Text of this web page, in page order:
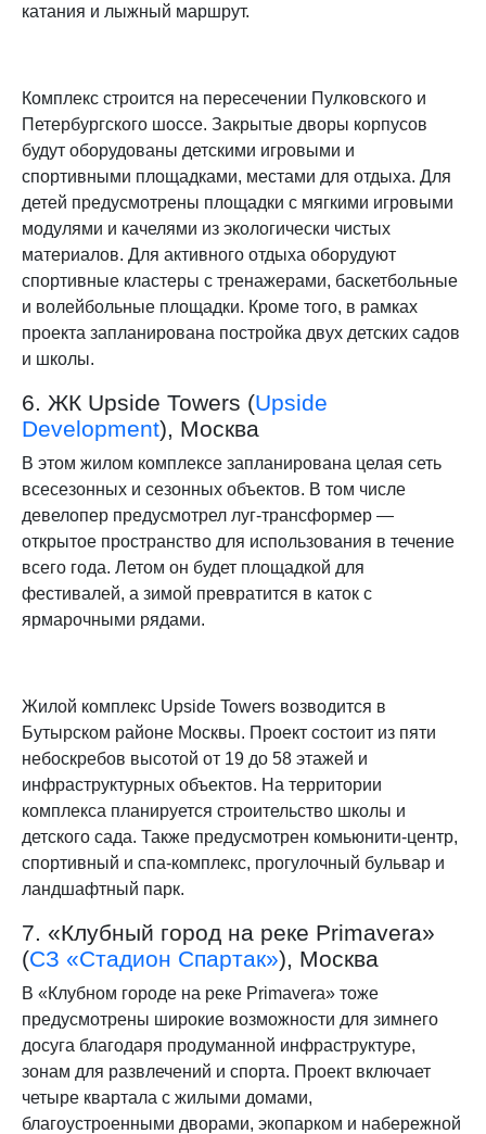
катания и лыжный маршрут.
Комплекс строится на пересечении Пулковского и
Петербургского шоссе. Закрытые дворы корпусов
будут оборудованы детскими игровыми и
спортивными площадками, местами для отдыха. Для
детей предусмотрены площадки с мягкими игровыми
модулями и качелями из экологически чистых
материалов. Для активного отдыха оборудуют
спортивные кластеры с тренажерами, баскетбольные
и волейбольные площадки. Кроме того, в рамках
проекта запланирована постройка двух детских садов
и школы.
6. ЖК Upside Towers (Upside
Development), Москва
В этом жилом комплексе запланирована целая сеть
всесезонных и сезонных объектов. В том числе
девелопер предусмотрел луг-трансформер —
открытое пространство для использования в течение
всего года. Летом он будет площадкой для
фестивалей, а зимой превратится в каток с
ярмарочными рядами.
Жилой комплекс Upside Towers возводится в
Бутырском районе Москвы. Проект состоит из пяти
небоскребов высотой от 19 до 58 этажей и
инфраструктурных объектов. На территории
комплекса планируется строительство школы и
детского сада. Также предусмотрен комьюнити-центр,
спортивный и спа-комплекс, прогулочный бульвар и
ландшафтный парк.
7. «Клубный город на реке Primavera»
(СЗ «Стадион Спартак»), Москва
В «Клубном городе на реке Primavera» тоже
предусмотрены широкие возможности для зимнего
досуга благодаря продуманной инфраструктуре,
зонам для развлечений и спорта. Проект включает
четыре квартала с жилыми домами,
благоустроенными дворами, экопарком и набережной